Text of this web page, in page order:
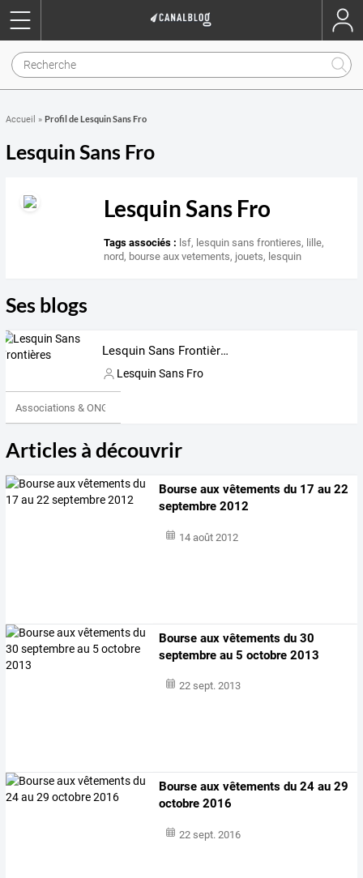
Accueil » Profil de Lesquin Sans Fro
Lesquin Sans Fro
Lesquin Sans Fro
Tags associés : lsf, lesquin sans frontieres, lille,
nord, bourse aux vetements, jouets, lesquin
Ses blogs
Lesquin Sans Frontières
Lesquin Sans Fro
Associations & ONG
Articles à découvrir
Bourse aux vêtements du 17 au 22
septembre 2012
14 août 2012
Bourse aux vêtements du 30
septembre au 5 octobre 2013
22 sept. 2013
Bourse aux vêtements du 24 au 29
octobre 2016
22 sept. 2016